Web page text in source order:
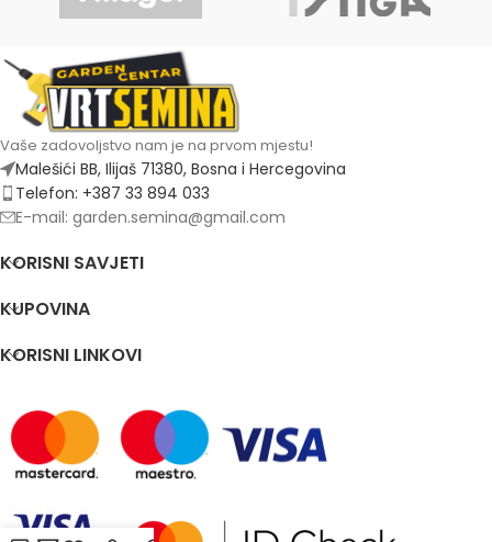
Vaše zadovoljstvo nam je na prvom mjestu!
Malešići BB, Ilijaš 71380, Bosna i Hercegovina
Telefon: +387 33 894 033
E-mail: garden.semina@gmail.com
KORISNI SAVJETI
KUPOVINA
KORISNI LINKOVI